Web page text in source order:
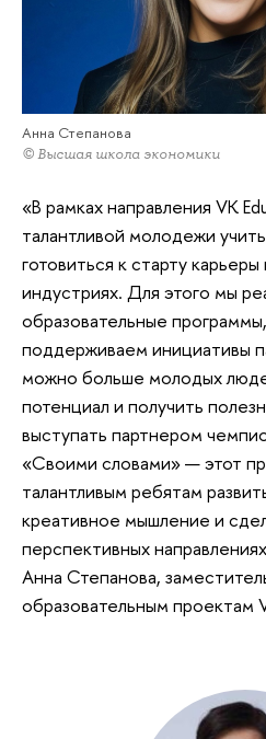
Анна Степанова
© Высшая школа экономики
«В рамках направления VK
талантливой молодежи
готовиться к старту
индустриях. Для этого мы
образовательные
поддерживаем инициативы
можно больше молодых
потенциал и получить
выступать партнером
«Своими словами» — этот
талантливым ребятам
креативное мышление и
перспективных
Анна Степанова,
образовательным проектам